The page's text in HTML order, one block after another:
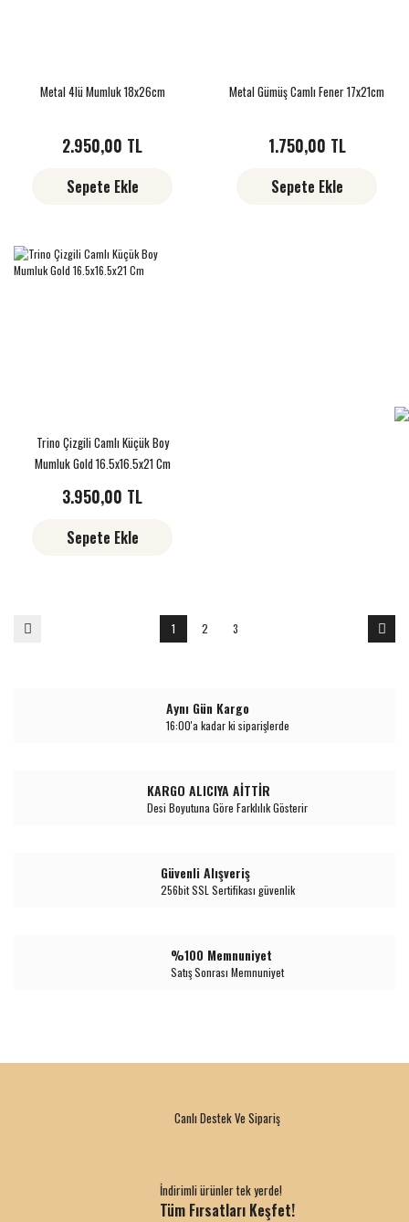
Metal 4lü Mumluk 18x26cm
2.950,00 TL
Sepete Ekle
Metal Gümüş Camlı Fener 17x21cm
1.750,00 TL
Sepete Ekle
Trino Çizgili Camlı Küçük Boy
Mumluk Gold 16.5x16.5x21 Cm
3.950,00 TL
Sepete Ekle
1 2 3
Aynı Gün Kargo
16:00'a kadar ki siparişlerde
KARGO ALICIYA AİTTİR
Desi Boyutuna Göre Farklılık Gösterir
Güvenli Alışveriş
256bit SSL Sertifikası güvenlik
%100 Memnuniyet
Satış Sonrası Memnuniyet
Canlı Destek Ve Sipariş
İndirimli ürünler tek yerde!
Tüm Fırsatları Keşfet!